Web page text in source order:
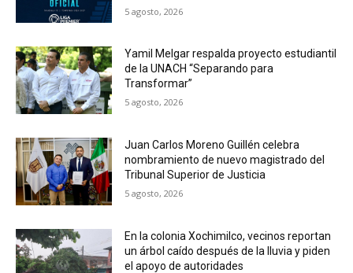
5 agosto, 2026
Yamil Melgar respalda proyecto estudiantil
de la UNACH “Separando para
Transformar”
5 agosto, 2026
Juan Carlos Moreno Guillén celebra
nombramiento de nuevo magistrado del
Tribunal Superior de Justicia
5 agosto, 2026
En la colonia Xochimilco, vecinos reportan
un árbol caído después de la lluvia y piden
el apoyo de autoridades